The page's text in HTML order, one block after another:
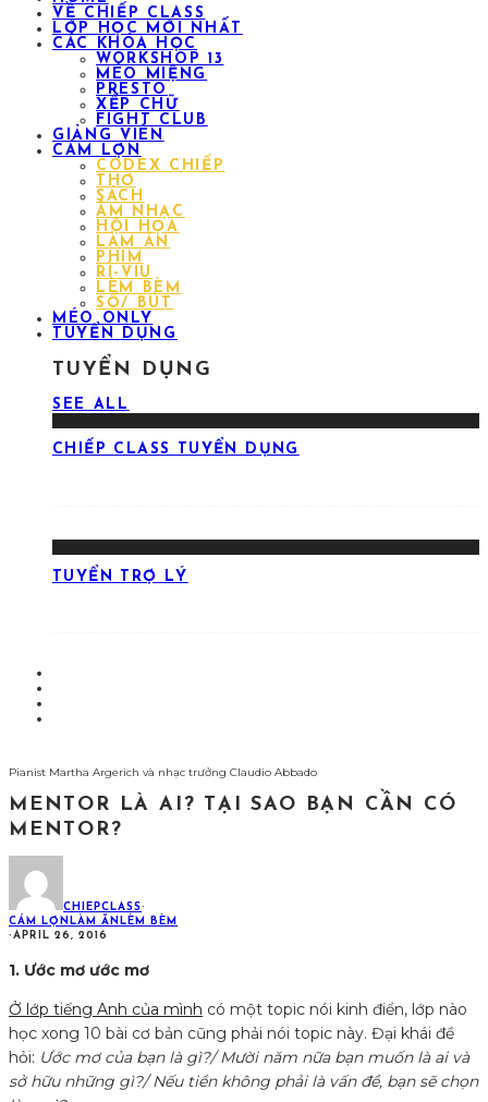
VỀ CHIẾP CLASS
LỚP HỌC MỚI NHẤT
CÁC KHÓA HỌC
WORKSHOP 13
MÉO MIỆNG
PRESTO
XẾP CHỮ
FIGHT CLUB
GIẢNG VIÊN
CÁM LỢN
CODEX CHIẾP
THƠ
SÁCH
ÂM NHẠC
HỘI HỌA
LÀM ĂN
PHIM
RÌ-VIU
LÈM BÈM
SỔ/ BÚT
MÉO ONLY
TUYỂN DỤNG
TUYỂN DỤNG
SEE ALL
CHIẾP CLASS TUYỂN DỤNG
TUYỂN TRỢ LÝ
Pianist Martha Argerich và nhạc trưởng Claudio Abbado
MENTOR LÀ AI? TẠI SAO BẠN CẦN CÓ
MENTOR?
CHIEPCLASS·
CÁM LỢNLÀM ĂNLÈM BÈM
·APRIL 26, 2016
1. Ước mơ ước mơ
Ở lớp tiếng Anh của mình có một topic nói kinh điển, lớp nào
học xong 10 bài cơ bản cũng phải nói topic này. Đại khái đề
hỏi: Ước mơ của bạn là gì?/ Mười năm nữa bạn muốn là ai và
sở hữu những gì?/ Nếu tiền không phải là vấn đề, bạn sẽ chọn